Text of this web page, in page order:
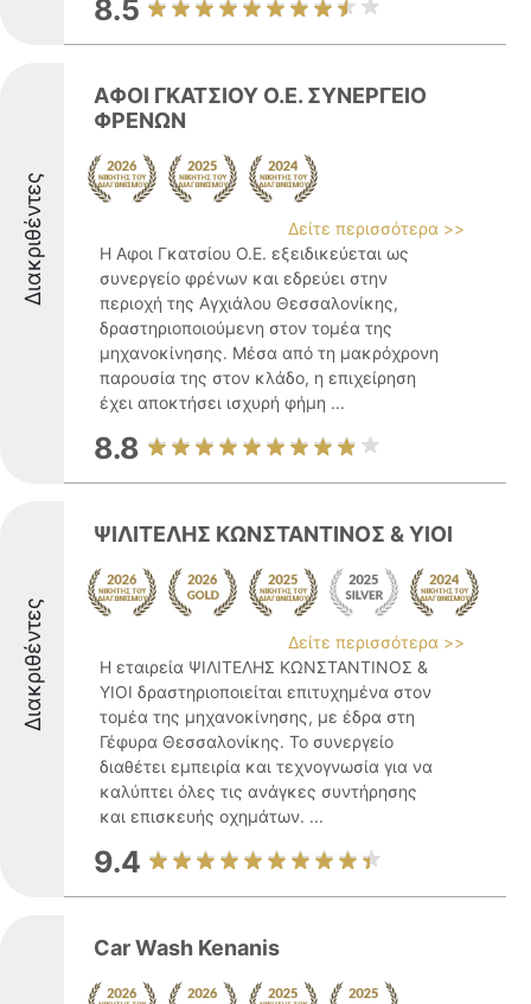
8.5
Διακριθέντες
ΑΦΟΙ ΓΚΑΤΣΙΟΥ Ο.Ε. ΣΥΝΕΡΓΕΙΟ
ΦΡΕΝΩΝ
Δείτε περισσότερα >>
Η Αφοι Γκατσίου Ο.Ε. εξειδικεύεται ως
συνεργείο φρένων και εδρεύει στην
περιοχή της Αγχιάλου Θεσσαλονίκης,
δραστηριοποιούμενη στον τομέα της
μηχανοκίνησης. Μέσα από τη μακρόχρονη
παρουσία της στον κλάδο, η επιχείρηση
έχει αποκτήσει ισχυρή φήμη ...
8.8
Διακριθέντες
ΨΙΛΙΤΕΛΗΣ ΚΩΝΣΤΑΝΤΙΝΟΣ & ΥΙΟΙ
Δείτε περισσότερα >>
Η εταιρεία ΨΙΛΙΤΕΛΗΣ ΚΩΝΣΤΑΝΤΙΝΟΣ &
ΥΙΟΙ δραστηριοποιείται επιτυχημένα στον
τομέα της μηχανοκίνησης, με έδρα στη
Γέφυρα Θεσσαλονίκης. Το συνεργείο
διαθέτει εμπειρία και τεχνογνωσία για να
καλύπτει όλες τις ανάγκες συντήρησης
και επισκευής οχημάτων. ...
9.4
Car Wash Kenanis